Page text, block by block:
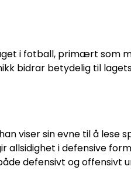
i fotball, primært som
bidrar betydelig til
viser sin evne til å lese
allsidighet i defensive
defensivt og offensivt